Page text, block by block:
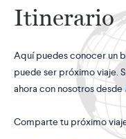
Itinerario
Aquí puedes conocer un
puede ser próximo viaje.
ahora con nosotros desde
Comparte tu próximo